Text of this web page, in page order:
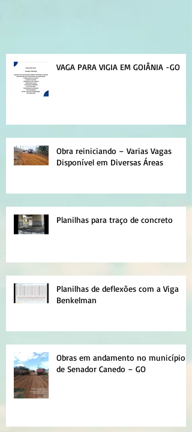
VAGA PARA VIGIA EM GOIÂNIA -GO
Obra reiniciando – Varias Vagas
Disponível em Diversas Áreas
Planilhas para traço de concreto
Planilhas de deflexões com a Viga
Benkelman
Obras em andamento no município
de Senador Canedo – GO